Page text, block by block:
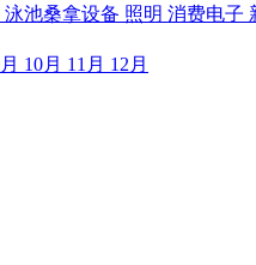
泳池桑拿设备 照明 消费电子
10月 11月 12月